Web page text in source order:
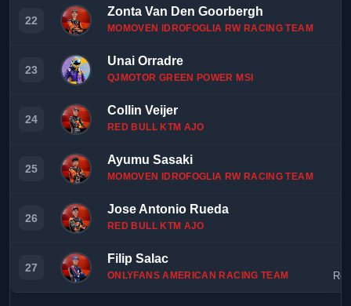
22
Zonta Van Den Goorbergh
MOMOVEN IDROFOGLIA RW RACING TEAM
23
Unai Orradre
QJMOTOR GREEN POWER MSI
24
Collin Veijer
RED BULL KTM AJO
25
Ayumu Sasaki
MOMOVEN IDROFOGLIA RW RACING TEAM
26
Jose Antonio Rueda
RED BULL KTM AJO
27
Filip Salac
ONLYFANS AMERICAN RACING TEAM